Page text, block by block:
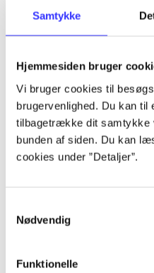
Samtykke
Hjemmesiden bruger
Vi bruger cookies til
brugervenlighed. Du kan
tilbagetrække dit samtykke
bunden af siden. Du kan
cookies under ”Detaljer”.
Nødvendig
Funktionelle
Artikler
...
...
...
...